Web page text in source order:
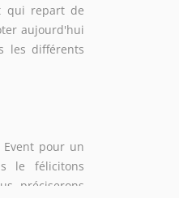
qui repart de
aujourd'hui
les différents
pour un
le félicitons
préciserons